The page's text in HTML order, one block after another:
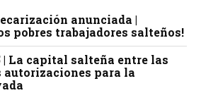
anunciada |
pobres trabajadores salteños!
| La capital salteña entre las
autorizaciones para la